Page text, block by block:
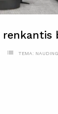
list TEMA: